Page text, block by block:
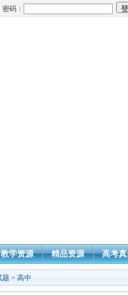
密码：
教学资源 精品资源 高考
题 > 高中